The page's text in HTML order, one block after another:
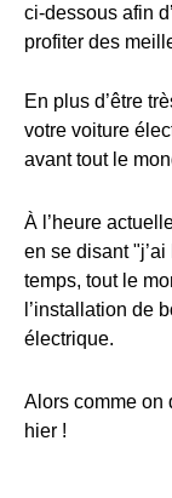
ci-dessous afin
profiter des
En plus d’être
votre voiture
avant tout le
À l’heure
en se disant
temps, tout le
l’installation de
électrique.
Alors comme on
hier !